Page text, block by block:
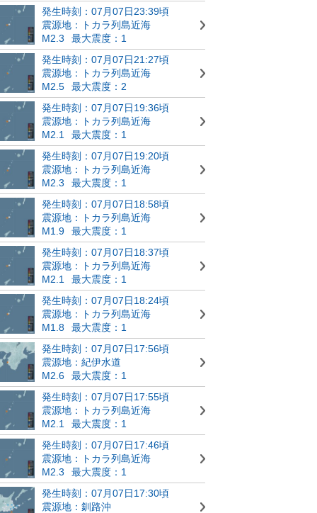
発生時刻：07月07日23:39頃
震源地：トカラ列島近海
M2.3
最大震度：1
発生時刻：07月07日21:27頃
震源地：トカラ列島近海
M2.5
最大震度：2
発生時刻：07月07日19:36頃
震源地：トカラ列島近海
M2.1
最大震度：1
発生時刻：07月07日19:20頃
震源地：トカラ列島近海
M2.3
最大震度：1
発生時刻：07月07日18:58頃
震源地：トカラ列島近海
M1.9
最大震度：1
発生時刻：07月07日18:37頃
震源地：トカラ列島近海
M2.1
最大震度：1
発生時刻：07月07日18:24頃
震源地：トカラ列島近海
M1.8
最大震度：1
発生時刻：07月07日17:56頃
震源地：紀伊水道
M2.6
最大震度：1
発生時刻：07月07日17:55頃
震源地：トカラ列島近海
M2.1
最大震度：1
発生時刻：07月07日17:46頃
震源地：トカラ列島近海
M2.3
最大震度：1
発生時刻：07月07日17:30頃
震源地：釧路沖